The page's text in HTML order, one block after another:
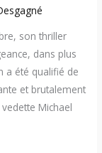
son thriller
dans plus
a été qualifié de
et brutalement
Michael